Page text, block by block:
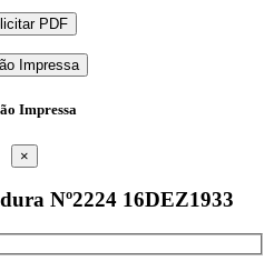
Impressa
Impressa
×
Nº2224 16DEZ1933